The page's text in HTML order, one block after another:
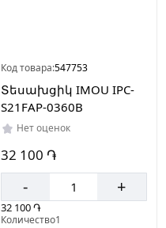
Код товара:547753
Տեսախցիկ IMOU IPC-
S21FAP-0360B
Нет оценок
32 100 ֏
- +
32 100 ֏
Количество1